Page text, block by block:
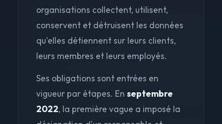
organisations collectent, utilisent,
conservent et détruisent les données
qu'elles détiennent sur leurs clients,
leurs membres et leurs employés.
Ses obligations sont entrées en
vigueur par étapes. En septembre
2022, la première vague a imposé la